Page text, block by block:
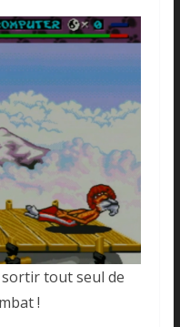
tout seul de
!